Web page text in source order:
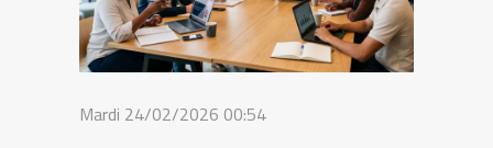
Mardi 24/02/2026 00:54